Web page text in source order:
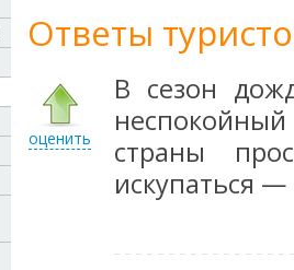
Ответы
оценить
В сезон
страны
искупаться